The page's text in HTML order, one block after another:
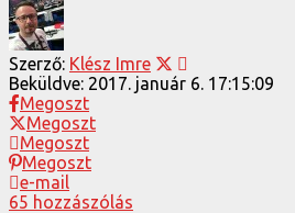
Szerző: Klész Imre
Beküldve: 2017. január 6. 17:15:09
Megoszt
Megoszt
Megoszt
Megoszt
e-mail
65 hozzászólás